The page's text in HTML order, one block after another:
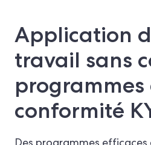
Application
travail sans
programmes
conformité